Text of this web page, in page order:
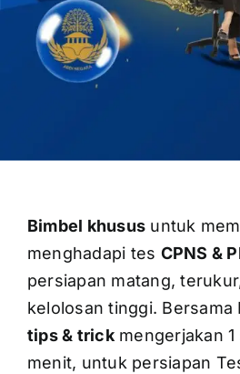
OUR
CONTACT
Bimbel khusus untuk
menghadapi tes CPNS &
persiapan matang,
kelolosan tinggi. Bersama
tips & trickmengerjakan 1
menit, untuk persiapan